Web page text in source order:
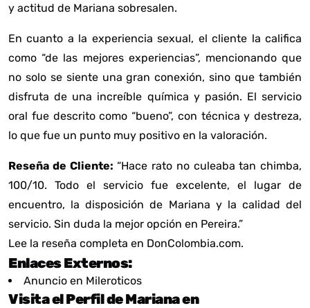
y actitud de Mariana sobresalen.
En cuanto a la experiencia sexual, el cliente la califica
como “de las mejores experiencias”, mencionando que
no solo se siente una gran conexión, sino que también
disfruta de una increíble química y pasión. El servicio
oral fue descrito como “bueno”, con técnica y destreza,
lo que fue un punto muy positivo en la valoración.
Reseña de Cliente: “Hace rato no culeaba tan chimba,
100/10. Todo el servicio fue excelente, el lugar de
encuentro, la disposición de Mariana y la calidad del
servicio. Sin duda la mejor opción en Pereira.”
Lee la reseña completa en DonColombia.com.
Enlaces Externos:
Anuncio en Mileroticos
Visita el Perfil de Mariana en